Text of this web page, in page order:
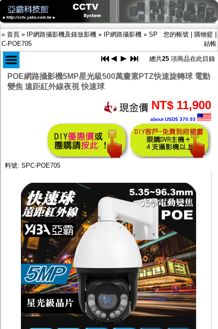
» 首頁 » IP網路攝影機及錄放影機 » IP網路攝影機 » SP
C-POE705
您的帳號 購物籃
結帳
商品目錄
限時促銷特惠專案
AHD DVR數位錄放影機
AHD半球型(適用屋內)
AHD中小型紅外線攝影機(適用騎樓、室內外)
AHD防護罩型攝影機(適用屋外，紅外線照射
距離遠）
旋轉型攝影機.旋轉台
傳統高解析攝影機
鏡頭
投光設備
防護罩及支架
多路攝影機單軸傳輸
監聽器.麥克風
網路設備
視訊轉換設備
雙絞線傳輸器
雜訊改善器
分配放大器
網路線用水晶頭
網路線
懶人線.同軸線.花線
總共25 項商品在此目錄
POE網路攝影機5MP星光級500萬畫素PTZ快速旋轉球 電動
變焦 遠距紅外線夜視 快速球
NT$ 11,900
about USD$ 370.93
料號: SPC-POE705